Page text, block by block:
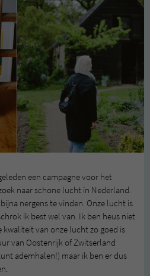
een campagne voor het
naar schone lucht in Nederland.
nergens te vinden. Onze lucht is
ik best wel van. Ik ben heus niet
van onze lucht zo goed is
van Oostenrijk of Zwitserland
ademhalen!) maar ik ben er dus